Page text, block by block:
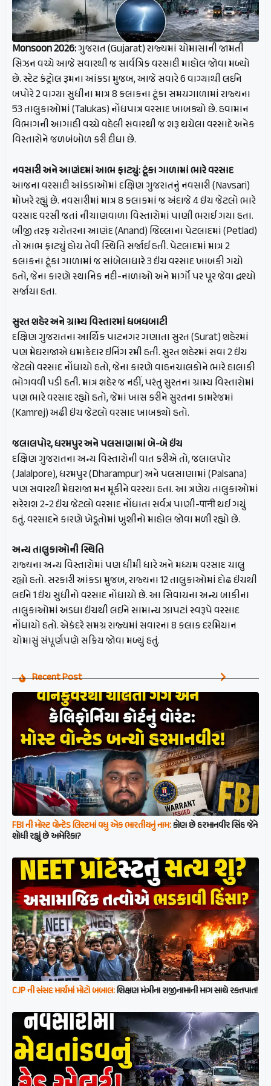
Monsoon 2026:ગુજરાત (Gujarat) રાજ્યમાં ચોમાસાની જામતી
સિઝન વચ્ચે આજે સવારથી જ સાર્વત્રિક વરસાદી માહોલ જોવા મળ્યો
છે. સ્ટેટ કંટ્રોલ રૂમના આંકડા મુજબ, આજે સવારે 6 વાગ્યાથી લઈને
બપોરે 2 વાગ્યા સુધીના માત્ર 8 કલાકના ટૂંકા સમયગાળામાં રાજ્યના
53 તાલુકાઓમાં (Talukas) નોંધપાત્ર વરસાદ ખાબક્યો છે. હવામાન
વિભાગની આગાહી વચ્ચે વહેલી સવારથી જ શરૂ થયેલા વરસાદે અનેક
વિસ્તારોને જળબંબોળ કરી દીધા છે.
નવસારી અને આણંદમાં આભ ફાટ્યું: ટૂંકા ગાળામાં ભારે વરસાદ
આજના વરસાદી આંકડાઓમાં દક્ષિણ ગુજરાતનું નવસારી (Navsari)
મોખરે રહ્યું છે. નવસારીમાં માત્ર 8 કલાકમાં જ અંદાજે 4 ઇંચ જેટલો ભારે
વરસાદ વરસી જતાં નીચાણવાળા વિસ્તારોમાં પાણી ભરાઈ ગયા હતા.
બીજી તરફ ચરોતરના આણંદ (Anand) જિલ્લાના પેટલાદમાં (Petlad)
તો આભ ફાટ્યું હોય તેવી સ્થિતિ સર્જાઈ હતી. પેટલાદમાં માત્ર 2
કલાકના ટૂંકા ગાળામાં જ સાંબેલાધારે 3 ઇંચ વરસાદ ખાબકી ગયો
હતો, જેના કારણે સ્થાનિક નદી-નાળાઓ અને માર્ગો પર પૂર જેવા દ્રશ્યો
સર્જાયા હતા.
સુરત શહેર અને ગ્રામ્ય વિસ્તારમાં ધબધબાટી
દક્ષિણ ગુજરાતના આર્થિક પાટનગર ગણાતા સુરત (Surat) શહેરમાં
પણ મેઘરાજાએ ધમાકેદાર ઇનિંગ રમી હતી. સુરત શહેરમાં સવા 2 ઇંચ
જેટલો વરસાદ નોંધાયો હતો, જેના કારણે વાહનચાલકોને ભારે હાલાકી
ભોગવવી પડી હતી. માત્ર શહેર જ નહીં, પરંતુ સુરતના ગ્રામ્ય વિસ્તારોમાં
પણ ભારે વરસાદ રહ્યો હતો, જેમાં ખાસ કરીને સુરતના કામરેજમાં
(Kamrej) અઢી ઇંચ જેટલો વરસાદ ખાબક્યો હતો.
જલાલપોર, ધરમપુર અને પલસાણામાં બે-બે ઇંચ
દક્ષિણ ગુજરાતના અન્ય વિસ્તારોની વાત કરીએ તો, જલાલપોર
(Jalalpore), ધરમપુર (Dharampur) અને પલસાણામાં (Palsana)
પણ સવારથી મેઘરાજા મન મૂકીને વરસ્યા હતા. આ ત્રણેય તાલુકાઓમાં
સરેરાશ 2-2 ઇંચ જેટલો વરસાદ નોંધાતા સર્વત્ર પાણી-पानी થઈ ગયું
હતું. વરસાદને કારણે ખેડૂતોમાં ખુશીનો માહોલ જોવા મળી રહ્યો છે.
અન્ય તાલુકાઓની સ્થિતિ
રાજ્યના અન્ય વિસ્તારોમાં પણ ધીમી ધારે અને મધ્યમ વરસાદ ચાલુ
રહ્યો હતો. સરકારી આંકડા મુજબ, રાજ્યના 12 તાલુકાઓમાં દોઢ ઇંચથી
લઈને 1 ઇંચ સુધીનો વરસાદ નોંધાયો છે. આ સિવાયના અન્ય બાકીના
તાલુકાઓમાં અડધા ઇંચથી લઈને સામાન્ય ઝાપટાં સ્વરૂપે વરસાદ
નોંધાયો હતો. એકંદરે સમગ્ર રાજ્યમાં સવારના 8 કલાક દરમિયાન
ચોમાસું સંપૂર્ણપણે સક્રિય જોવા મળ્યું હતું.
Recent Post
FBI ની મોસ્ટ વોન્ટેડ લિસ્ટમાં વધુ એક ભારતીયનું નામ:કોણ છે હરમાનવીર સિંહ જેને
શોધી રહ્યું છે અમેરિકા?
CJP ની સંસદ માર્ચમાં મોટો બબાલ:શિક્ષણ મંત્રીના રાજીનામાની માગ સાથે રક્તપાત!